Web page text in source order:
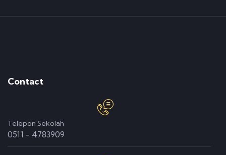
Contact
Telepon Sekolah
0511 - 4783909